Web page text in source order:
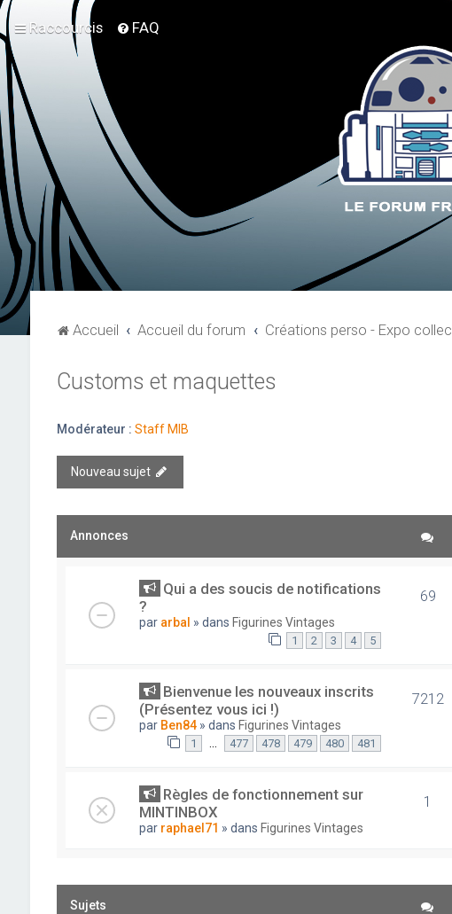
Raccourcis FAQ
Accueil Accueil du forum Créations perso - Expo
Customs et maquettes
Modérateur : Staff MIB
Nouveau sujet
Annonces
Qui a des soucis de notifications
?
par arbal » dans Figurines Vintages
1 2 3 4 5
69
Bienvenue les nouveaux inscrits
(Présentez vous ici !)
par Ben84 » dans Figurines Vintages
1 … 477 478 479 480 481
7212
Règles de fonctionnement sur
MINTINBOX
par raphael71 » dans Figurines Vintages
1
Sujets